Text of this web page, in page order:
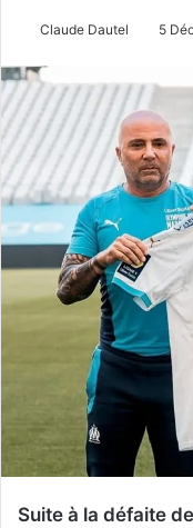
Claude Dautel 5
Suite à la défaite